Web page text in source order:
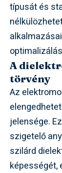
típusát és
A
törvény
Az
jelensége.
szigetelő
szilárd
képességét,